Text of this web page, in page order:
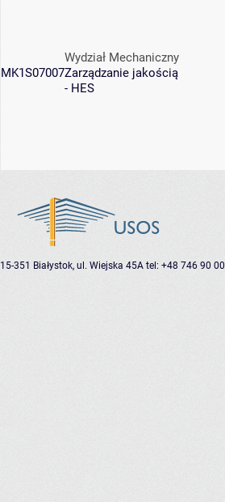
MK1S07007
Wydział Mechaniczny
Zarządzanie jakością
- HES
15-351 Białystok, ul. Wiejska 45A tel: +48 746 90 00